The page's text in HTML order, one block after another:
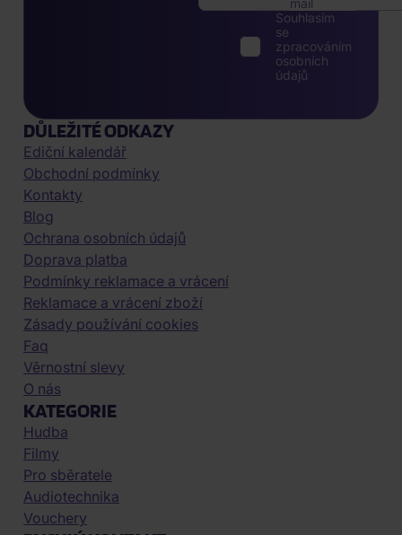
mail
Souhlasím
se
zpracováním
osobních
údajů
DŮLEŽITÉ ODKAZY
Ediční kalendář
Obchodní podmínky
Kontakty
Blog
Ochrana osobních údajů
Doprava platba
Podmínky reklamace a vrácení
Reklamace a vrácení zboží
Zásady používání cookies
Faq
Věrnostní slevy
O nás
KATEGORIE
Hudba
Filmy
Pro sběratele
Audiotechnika
Vouchery